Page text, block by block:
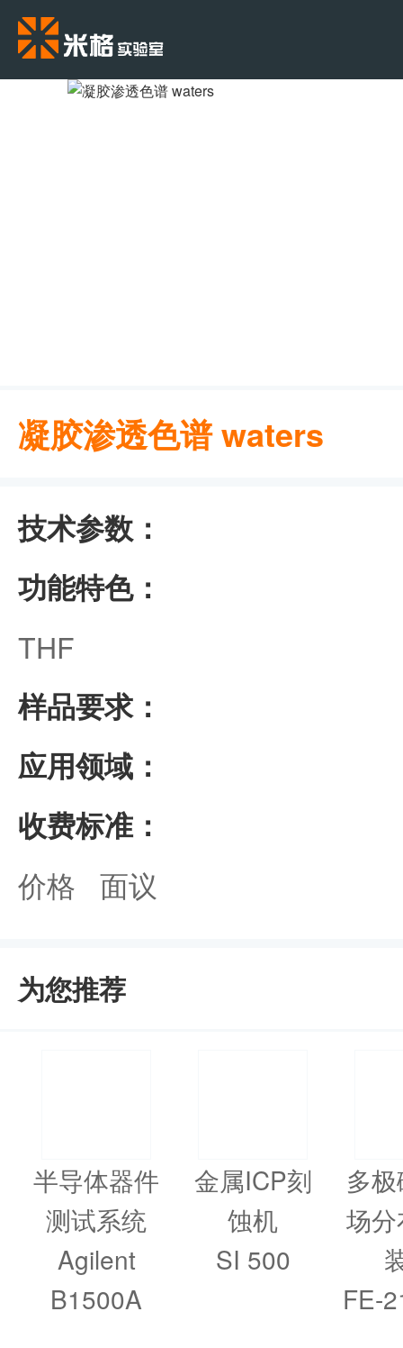
凝胶渗透色谱 waters
技术参数：
功能特色：
THF
样品要求：
应用领域：
收费标准：
价格 面议
为您推荐
半导体器件
测试系统
Agilent
B1500A
金属ICP刻
蚀机
SI 500
多
场
FE-